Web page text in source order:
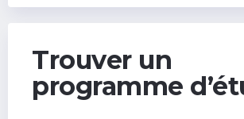
Trouver un
programme